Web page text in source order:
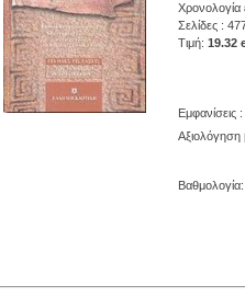
Σελίδες :
Τιμή: 19.32
Εμφανίσεις
Αξιολόγηση